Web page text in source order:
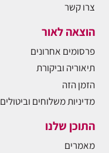
צרו קשר
הוצאה לאור
פרסומים אחרונים
תיאוריה וביקורת
הזמן הזה
מדיניות משלוחים וביטולים
התוכן שלנו
מאמרים